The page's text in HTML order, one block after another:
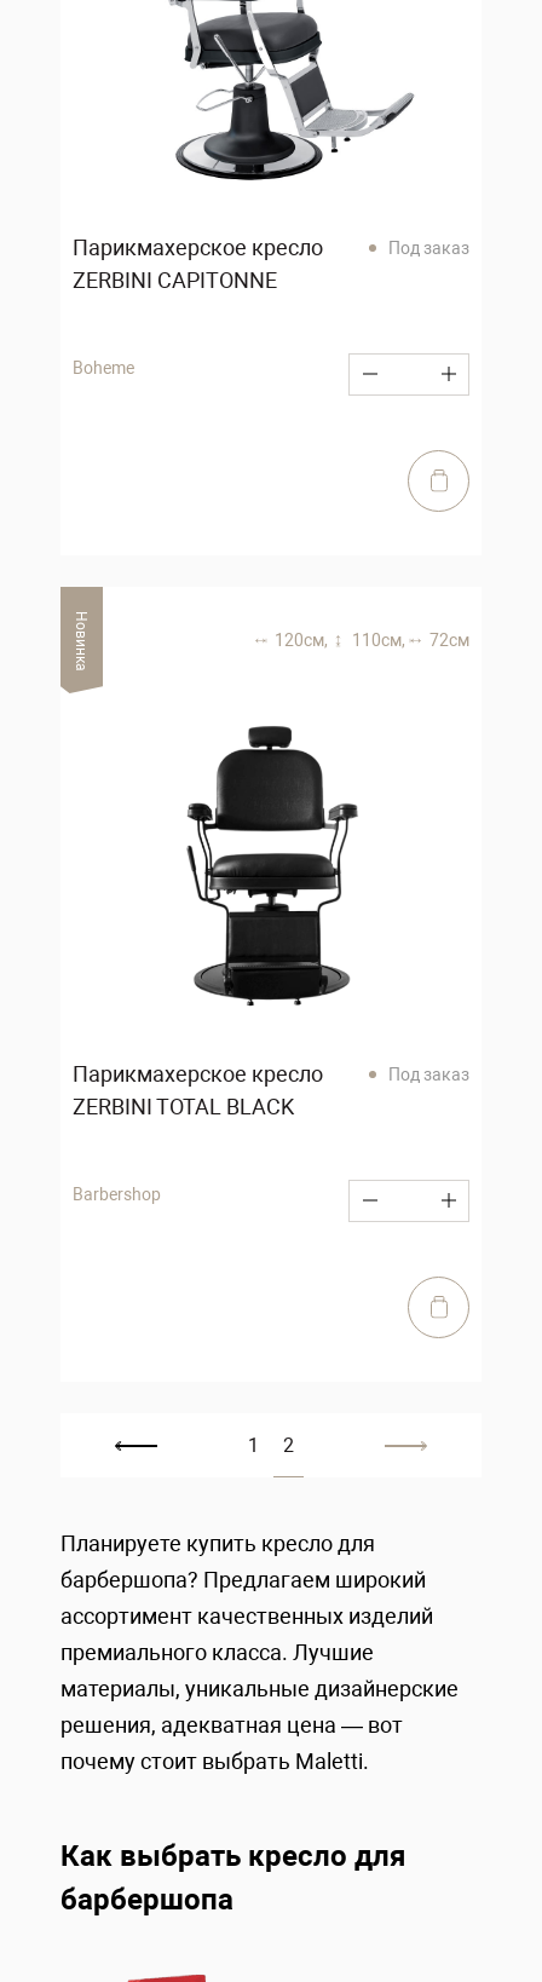
Парикмахерское кресло
ZERBINI CAPITONNE
Под заказ
Boheme
Новинка 120 см, 110 см, 72 см
Парикмахерское кресло
ZERBINI TOTAL BLACK
Под заказ
Barbershop
1 2
Планируете купить кресло для
барбершопа? Предлагаем широкий
ассортимент качественных изделий
премиального класса. Лучшие
материалы, уникальные дизайнерские
решения, адекватная цена — вот
почему стоит выбрать Maletti.
Как выбрать кресло для
барбершопа